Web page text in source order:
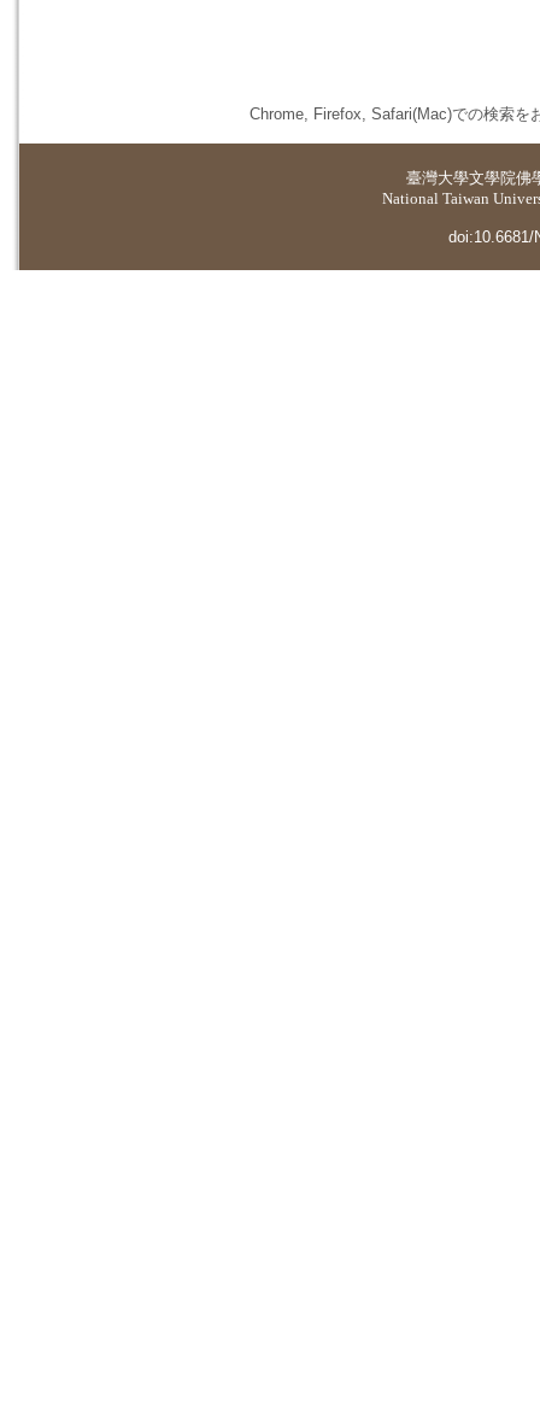
Chrome, Firefox, Safari(Mac)での検索を
臺灣大學文學院佛
National Taiwan
doi:10.6681/